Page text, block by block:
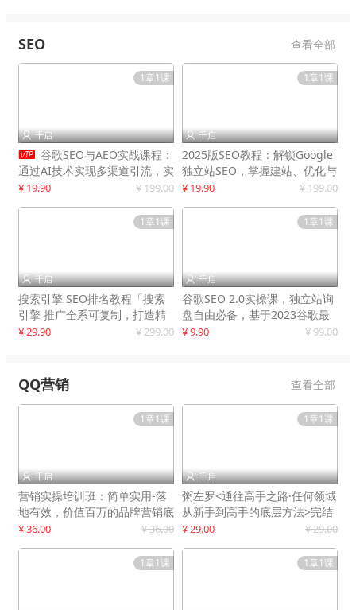
SEO 查看全部
1章1课
 千启
 谷歌SEO与AEO实战课程：
通过AI技术实现多渠道引流，实
现网站流量增长300%
¥ 19.90 ¥ 199.00
1章1课
 千启
2025版SEO教程：解锁Google
独立站SEO，掌握建站、优化与
变现技巧
¥ 19.90 ¥ 199.00
1章1课
 千启
搜索引擎 SEO排名教程「搜索
引擎 推广全系可复制，打造精
准被动流量系统
¥ 29.90 ¥ 299.00
1章1课
 千启
谷歌SEO 2.0实操课，独立站询
盘自由必备，基于2023谷歌最
新算法录制
¥ 9.90 ¥ 99.00
QQ营销 查看全部
1章1课
 千启
营销实操培训班：简单实用-落
地有效，价值百万的品牌营销底
层逻辑
¥ 36.00 ¥ 36.00
1章1课
 千启
粥左罗<通往高手之路·任何领域
从新手到高手的底层方法>完结
¥ 29.00 ¥ 29.00
1章1课 1章1课